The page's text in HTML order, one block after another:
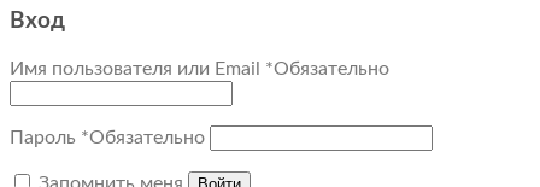
Вход
Имя пользователя или Email *Обязательно
Пароль *Обязательно